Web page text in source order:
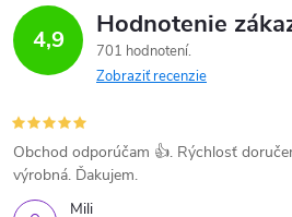
4,9 Hodnotenie
701 hodnotení
Zobraziť recenzie
Mili
Obchod odporúčam 👍. Rýchlosť
výrobná. Ďakujem.